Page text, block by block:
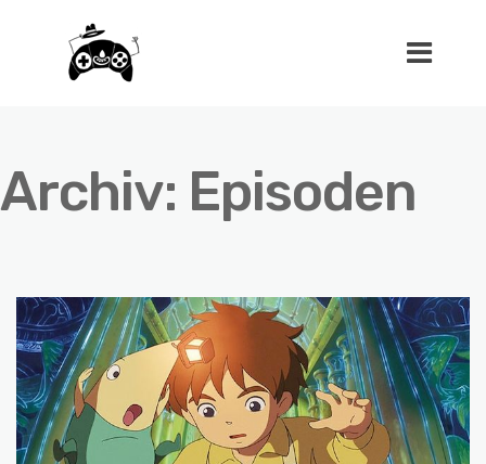
Archiv: Episoden